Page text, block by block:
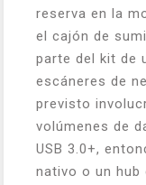
reserva en la
el cajón de
parte del kit de
escáneres de
previsto
volúmenes de
USB 3.0+,
nativo o un hub